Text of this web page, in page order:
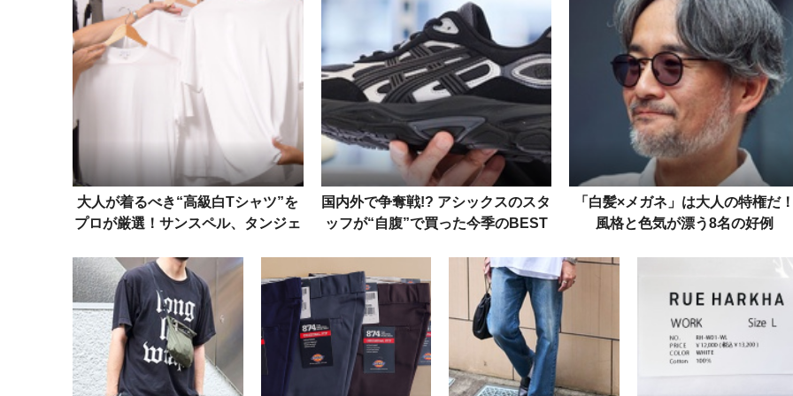
大人が着るべき“高級白Tシャツ”を
プロが厳選！サンスペル、タンジェ
国内外で争奪戦!? アシックスのスタ
ッフが“自腹”で買った今季のBEST
「白髪×メガネ」は大人の特権だ
風格と色気が漂う8名の好例